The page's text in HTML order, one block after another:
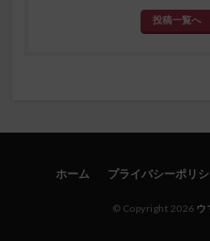
投稿一覧へ
ホーム プライバシーポリ
© Copyright 2026 ウ